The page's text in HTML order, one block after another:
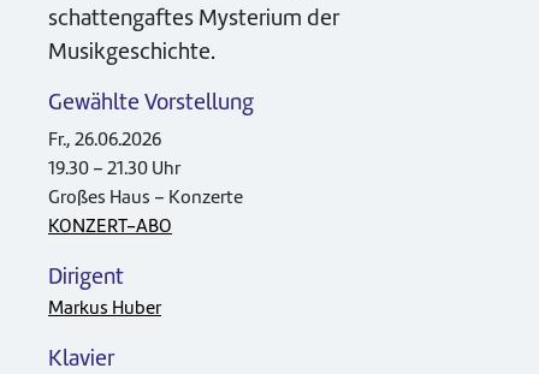
schattengaftes Mysterium der
Musikgeschichte.
Gewählte Vorstellung
Fr., 26.06.2026
19.30 – 21.30 Uhr
Großes Haus – Konzerte
KONZERT-ABO
Dirigent
Markus Huber
Klavier